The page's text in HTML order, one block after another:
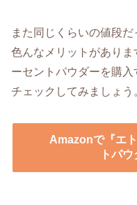
また同じくらいの値段
色んなメリットがあり
ーセントパウダーを購
チェックしてみましょう
Amazonで『エ
トパ